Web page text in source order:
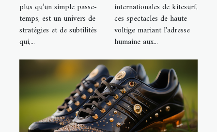
tactiques
plus qu’un simple passe-
temps, est un univers de
stratégies et de subtilités
qui,...
styles et
techniques
locaux
internationales de kitesurf,
ces spectacles de haute
voltige mariant l'adresse
humaine aux...